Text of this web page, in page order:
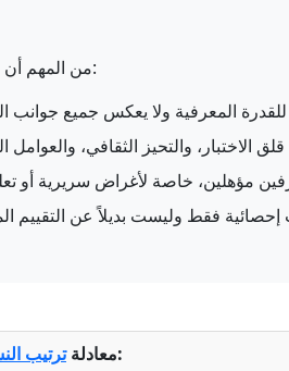
من المهم أن نفهم أن:
المعرفية ولا يعكس جميع جوانب
الاختبار، والتحيز الثقافي، والعوامل
مؤهلين، خاصة لأغراض سريرية أو
إحصائية فقط وليست بديلاً عن التقييم
معادلةترتيب :